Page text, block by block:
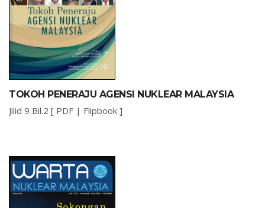
TOKOH PENERAJU AGENSI NUKLEAR MALAYSIA
Jilid 9 Bil.2 [ PDF | Flipbook ]